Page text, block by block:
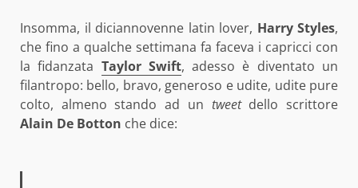
Insomma, il diciannovenne latin lover, Harry Styles,
che fino a qualche settimana fa faceva i capricci con
la fidanzata Taylor Swift, adesso è diventato un
filantropo: bello, bravo, generoso e udite, udite pure
colto, almeno stando ad un tweetdello scrittore
Alain De Botton che dice: